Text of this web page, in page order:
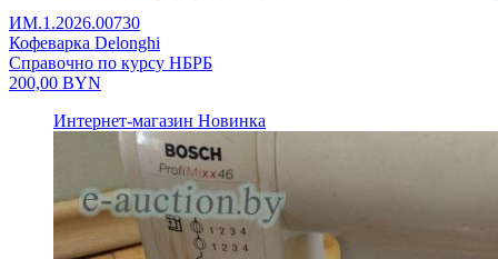
ИМ.1.2026.00730
Кофеварка Delonghi
Справочно по курсу НБРБ
200,00 BYN
Интернет-магазин Новинка